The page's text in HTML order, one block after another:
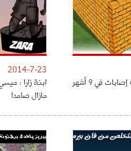
2014-7-23
ابنة زارا :
مازال صامدا